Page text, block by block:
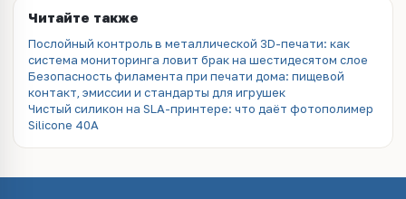
Читайте также
Послойный контроль в металлической 3D-печати: как
система мониторинга ловит брак на шестидесятом слое
Безопасность филамента при печати дома: пищевой
контакт, эмиссии и стандарты для игрушек
Чистый силикон на SLA-принтере: что даёт фотополимер
Silicone 40A